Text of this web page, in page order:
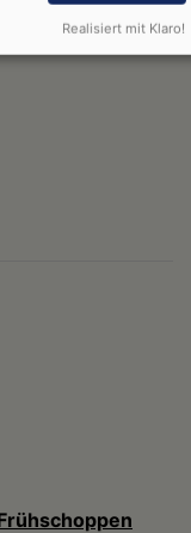
Realisiert mit Klaro!